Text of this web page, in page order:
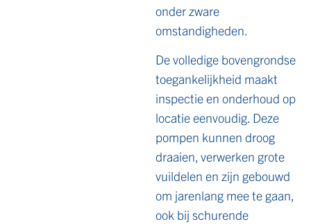
onder zware
omstandigheden.
De volledige bovengrondse
toegankelijkheid maakt
inspectie en onderhoud op
locatie eenvoudig. Deze
pompen kunnen droog
draaien, verwerken grote
vuildelen en zijn gebouwd
om jarenlang mee te gaan,
ook bij schurende